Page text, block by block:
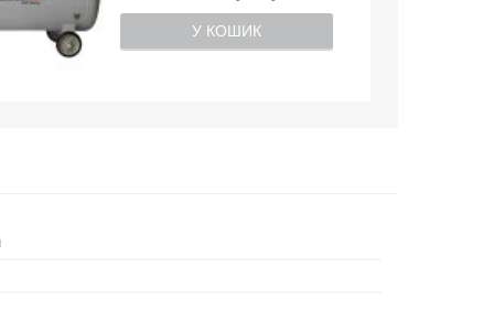
У КОШИК